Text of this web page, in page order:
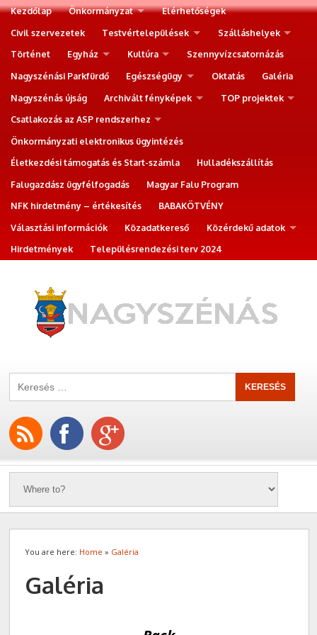
Kezdőlap Önkormányzat
Elérhetőségek
Civil szervezetek
Testvértelepülések
Szálláshelyek
Történet
Egyház Kultúra
Szennyvízcsatornázás
Nagyszénási Parkfürdő
Egészségügy Oktatás
Galéria
Nagyszénás újság
Archivált fényképek
TOP projektek
Csatlakozás az ASP rendszerhez
Önkormányzati elektronikus ügyintézés
Életkezdési támogatás és Start-számla
Hulladékszállítás
Falugazdász ügyfélfogadás
Magyar Falu Program
NFK hirdetmény – értékesítés
BABAKÖTVÉNY
Választási információk
Közadatkereső
Közérdekű adatok
Hirdetmények
Településrendezési terv 2024
You are here: Home » Galéria
Galéria